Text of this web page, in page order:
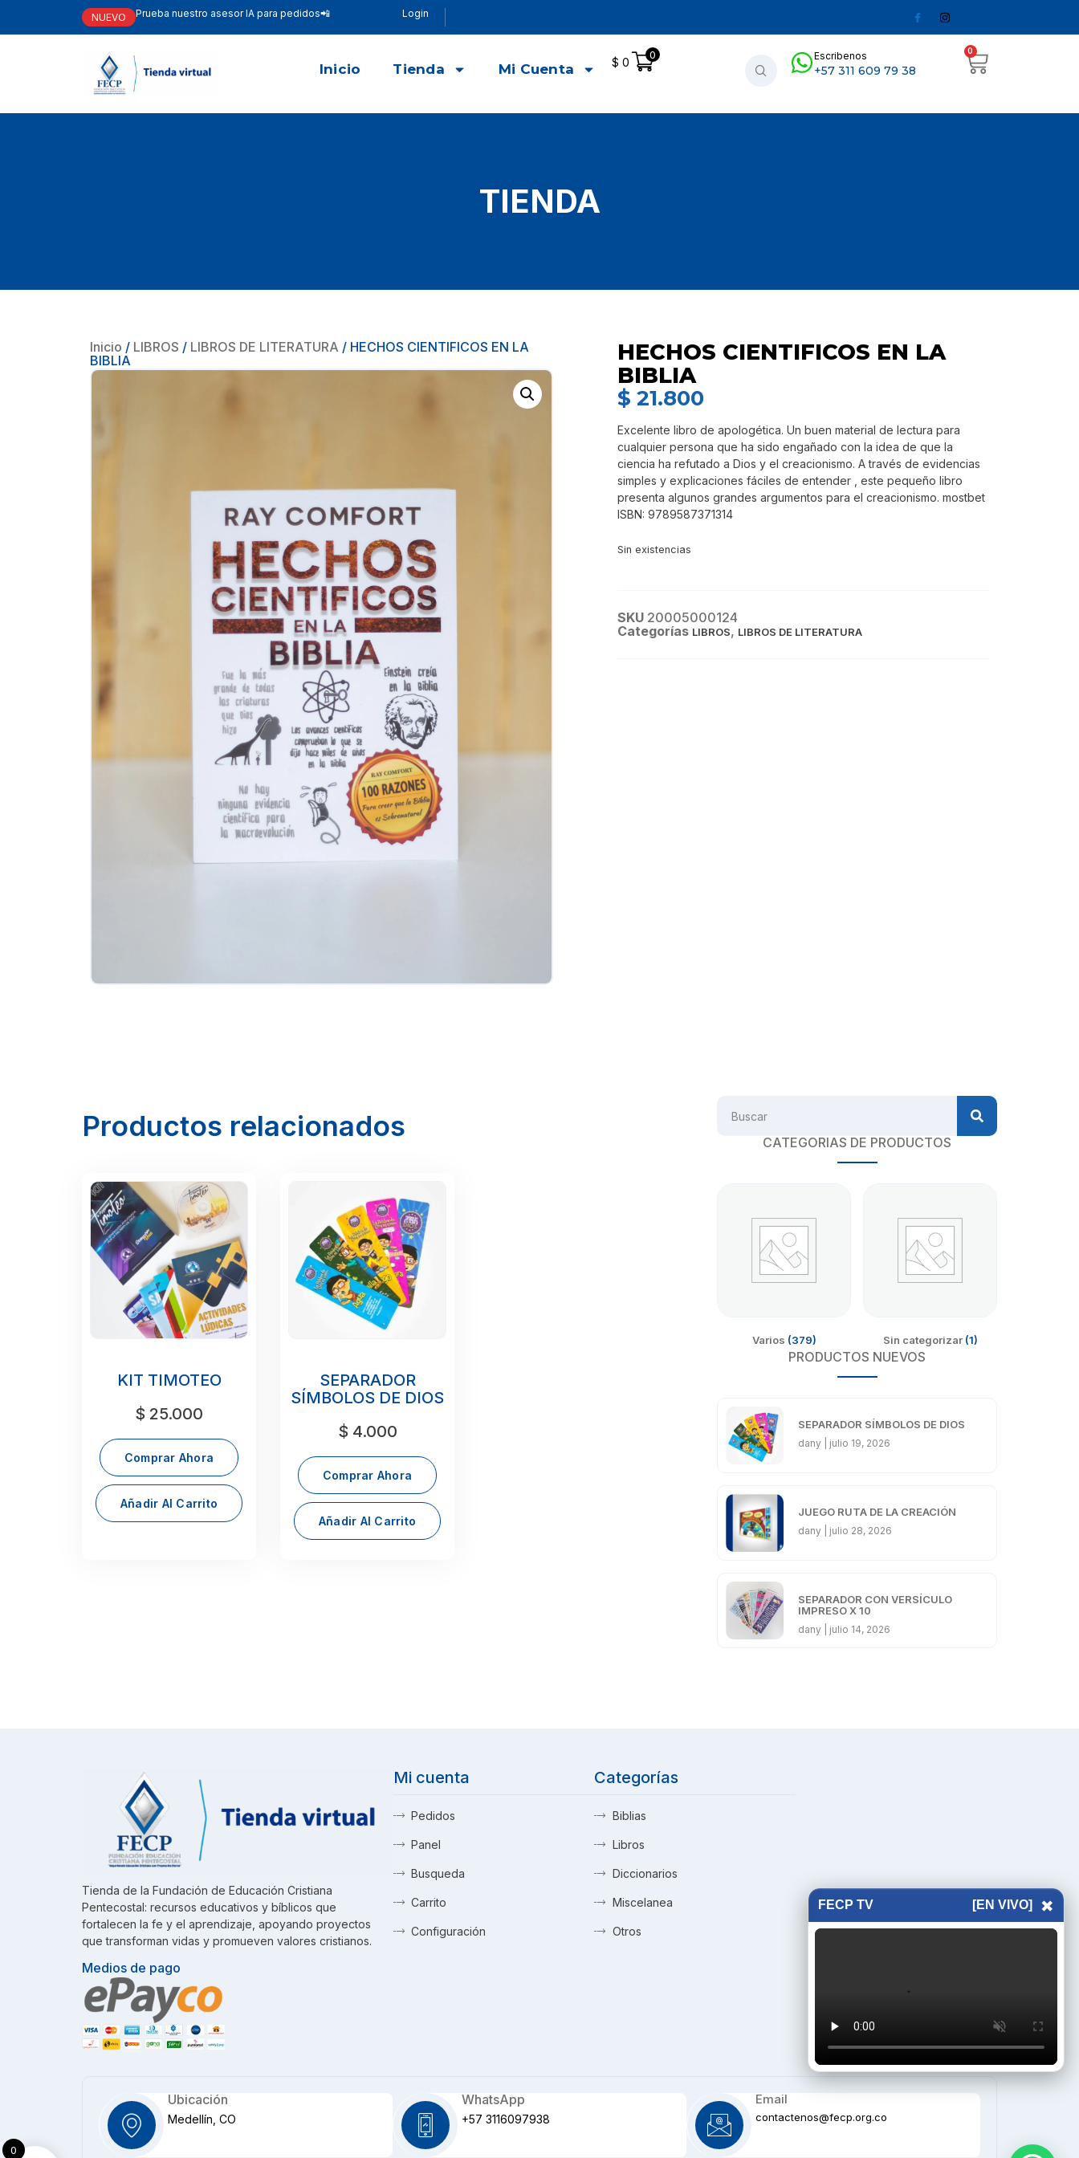
FECP TV [EN VIVO] ×
NUEVO Prueba nuestro asesor IA para pedidos📲 Login
Inicio Tienda Mi Cuenta $ 0
0 Escribenos
+57 311 609 79 38
0
TIENDA
Inicio / LIBROS / LIBROS DE LITERATURA / HECHOS CIENTIFICOS EN LA
BIBLIA
HECHOS CIENTIFICOS EN LA
BIBLIA
$ 21.800
Excelente libro de apologética. Un buen material de lectura para
cualquier persona que ha sido engañado con la idea de que la
ciencia ha refutado a Dios y el creacionismo. A través de evidencias
simples y explicaciones fáciles de entender , este pequeño libro
presenta algunos grandes argumentos para el creacionismo. mostbet
ISBN: 9789587371314
Sin existencias
SKU 20005000124
Categorías LIBROS, LIBROS DE LITERATURA
Productos relacionados
KIT TIMOTEO
$ 25.000
Comprar Ahora
Añadir Al Carrito
SEPARADOR
SÍMBOLOS DE DIOS
$ 4.000
Comprar Ahora
Añadir Al Carrito
CATEGORIAS DE PRODUCTOS
Varios (379) Sin categorizar (1)
PRODUCTOS NUEVOS
SEPARADOR SÍMBOLOS DE DIOS
dany julio 19, 2026
JUEGO RUTA DE LA CREACIÓN
dany julio 28, 2026
SEPARADOR CON VERSÍCULO
IMPRESO X 10
dany julio 14, 2026
Tienda de la Fundación de Educación Cristiana
Pentecostal: recursos educativos y bíblicos que
fortalecen la fe y el aprendizaje, apoyando proyectos
que transforman vidas y promueven valores cristianos.
Medios de pago
Mi cuenta
Pedidos
Panel
Busqueda
Carrito
Configuración
Categorías
Biblias
Libros
Diccionarios
Miscelanea
Otros
Ubicación
Medellín, CO
WhatsApp
+57 3116097938
Email
contactenos@fecp.org.co
0